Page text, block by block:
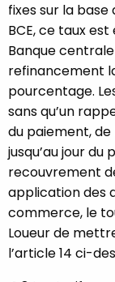
fixes sur la
BCE, ce taux
Banque
refinancement
pourcentage.
sans qu’un
du paiement,
jusqu’au jour
recouvrement
application des
commerce, le
Loueur de
l’article 14 ci-